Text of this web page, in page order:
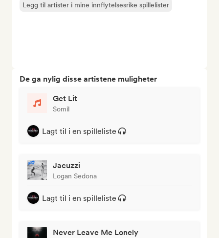
Legg til artister i mine innflytelsesrike spillelister
De ga nylig disse artistene muligheter
Get Lit
Somil
Lagt til i en spilleliste
Jacuzzi
Logan Sedona
Lagt til i en spilleliste
Never Leave Me Lonely